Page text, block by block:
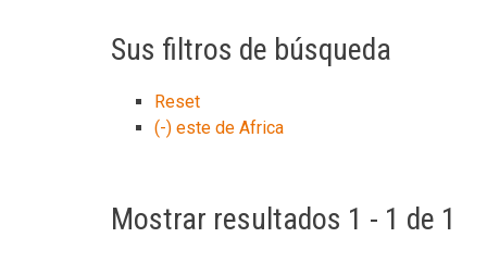
Sus filtros de búsqueda
Reset
(-) este de Africa
Mostrar resultados 1 - 1 de 1